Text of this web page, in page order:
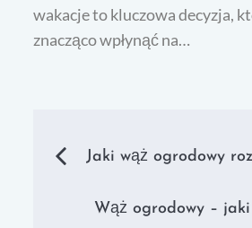
wakacje to kluczowa decyzja,
znacząco wpłynąć na…
Nawigacja
wpisu
Jaki wąż ogrodowy
Wąż ogrodowy –